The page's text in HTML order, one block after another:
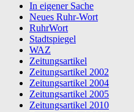
In eigener Sache
Neues Ruhr-Wort
RuhrWort
Stadtspiegel
WAZ
Zeitungsartikel
Zeitungsartikel 2002
Zeitungsartikel 2004
Zeitungsartikel 2005
Zeitungsartikel 2010